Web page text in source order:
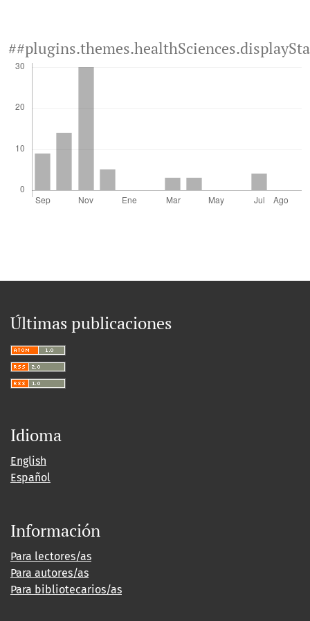
Últimas publicaciones
Idioma
English
Español
Información
Para lectores/as
Para autores/as
Para bibliotecarios/as